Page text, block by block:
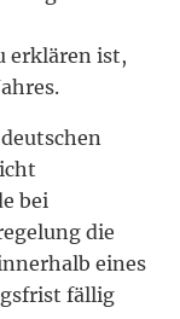
erklären ist,
bei
die
eines
fällig